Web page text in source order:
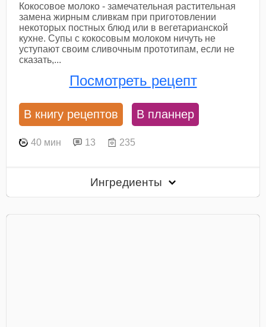
Кокосовое молоко - замечательная растительная
замена жирным сливкам при приготовлении
некоторых постных блюд или в вегетарианской
кухне. Супы с кокосовым молоком ничуть не
уступают своим сливочным прототипам, если не
сказать,...
Посмотреть рецепт
В книгу рецептов В планнер
40 мин 13 235
Ингредиенты